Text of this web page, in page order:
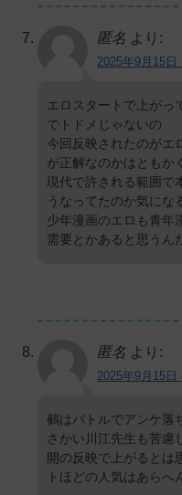
匿名 より:
2025年9月15日
エロスタートで上がっ
でトドメじゃないの
今回反映されたのがエ
が正解なのかはともか
現代で許される範囲で
うなってたのか気にな
少年漫画のエロも青年
需要とかあると思うん
匿名 より:
2025年9月15日
鵺はバトルでアンケ落
さかい川江先生も苦慮
開の反映で上がるとは
トほどの人気はあらへ